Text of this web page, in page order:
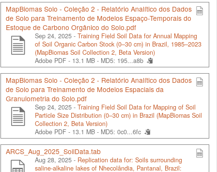
MapBiomas Solo - Coleção 2 - Relatório Analítico dos Dados
de Solo para Treinamento de Modelos Espaço-Temporais do
Estoque de Carbono Orgânico do Solo.pdf
Sep 24, 2025 - Training Field Soil Data for Annual Mapping
of Soil Organic Carbon Stock (0–30 cm) in Brazil, 1985–2023
(MapBiomas Soil Collection 2, Beta Version)
Adobe PDF - 13.1 MB - MD5: 195...a8b
MapBiomas Solo - Coleção 2 - Relatório Analítico dos Dados
de Solo para Treinamento de Modelos Espaciais da
Granulometria do Solo.pdf
Sep 24, 2025 - Training Field Soil Data for Mapping of Soil
Particle Size Distribution (0–30 cm) in Brazil (MapBiomas Soil
Collection 2, Beta Version)
Adobe PDF - 13.1 MB - MD5: 0c0...6fc
ARCS_Aug_2025_SoilData.tab
Aug 28, 2025 - Replication data for: Soils surrounding
saline-alkaline lakes of Nhecolândia, Pantanal, Brazil: